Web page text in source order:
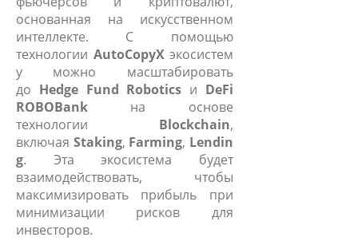
основанная на искусственном
интеллекте. С помощью
технологии AutoCopyXэкосистем
у можно масштабировать
до Hedge Fund Robotics и DeFi
ROBOBank на основе
технологии Blockchain,
включая Staking, Farming, Lendin
g. Эта экосистема будет
взаимодействовать, чтобы
максимизировать прибыль при
минимизации рисков для
инвесторов.